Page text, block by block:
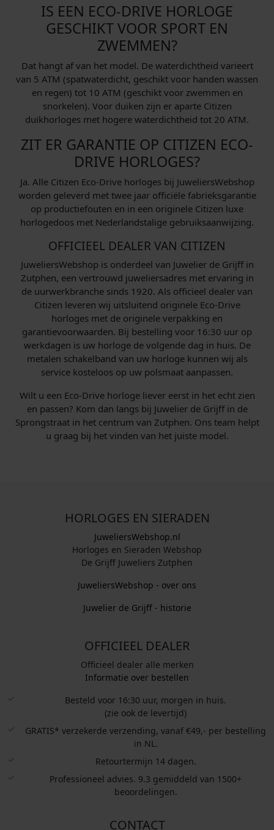
IS EEN ECO-DRIVE HORLOGE
GESCHIKT VOOR SPORT EN
ZWEMMEN?
Dat hangt af van het model. De waterdichtheid varieert
van 5 ATM (spatwaterdicht, geschikt voor handen wassen
en regen) tot 10 ATM (geschikt voor zwemmen en
snorkelen). Voor duiken zijn er aparte Citizen
duikhorloges met hogere waterdichtheid tot 20 ATM.
ZIT ER GARANTIE OP CITIZEN ECO-
DRIVE HORLOGES?
Ja. Alle Citizen Eco-Drive horloges bij JuweliersWebshop
worden geleverd met twee jaar officiële fabrieksgarantie
op productiefouten en in een originele Citizen luxe
horlogedoos met Nederlandstalige gebruiksaanwijzing.
OFFICIEEL DEALER VAN CITIZEN
JuweliersWebshop is onderdeel van Juwelier de Grijff in
Zutphen, een vertrouwd juweliersadres met ervaring in
de uurwerkbranche sinds 1920. Als officieel dealer van
Citizen leveren wij uitsluitend originele Eco-Drive
horloges met de originele verpakking en
garantievoorwaarden. Bij bestelling voor 16:30 uur op
werkdagen is uw horloge de volgende dag in huis. De
metalen schakelband van uw horloge kunnen wij als
service kosteloos op uw polsmaat aanpassen.
Wilt u een Eco-Drive horloge liever eerst in het echt zien
en passen? Kom dan langs bij Juwelier de Grijff in de
Sprongstraat in het centrum van Zutphen. Ons team helpt
u graag bij het vinden van het juiste model.
HORLOGES EN SIERADEN
JuweliersWebshop.nl
Horloges en Sieraden Webshop
De Grijff Juweliers Zutphen
JuweliersWebshop - over ons
Juwelier de Grijff - historie
OFFICIEEL DEALER
Officieel dealer alle merken
Informatie over bestellen
Besteld voor 16:30 uur, morgen in huis.
(zie ook de levertijd)
GRATIS* verzekerde verzending, vanaf €49,- per bestelling
in NL.
Retourtermijn 14 dagen.
Professioneel advies. 9.3 gemiddeld van 1500+
beoordelingen.
CONTACT